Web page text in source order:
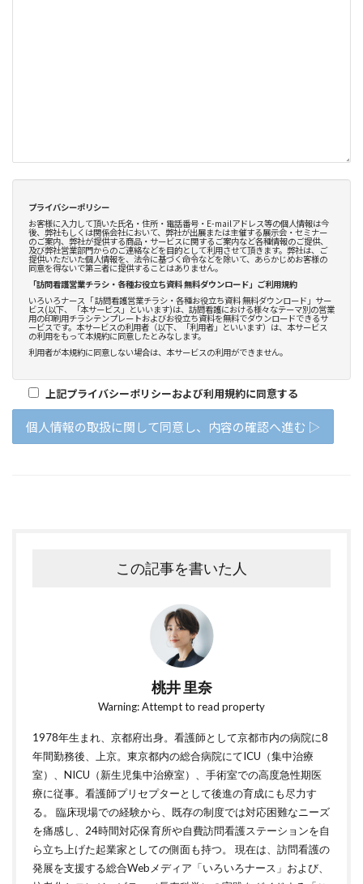
この記事を書いた人
桃井 里奈
Warning: Attempt to read property
1978年生まれ、京都府出身。看護師として京都市内の病院に8
年間勤務後、上京。東京都内の総合病院にてICU（集中治療
室）、NICU（新生児集中治療室）、手術室での高度急性期医
療に従事。看護師プリセプターとして後進の育成にも尽力す
る。 臨床現場での経験から、既存の制度では対応困難なニーズ
を痛感し、24時間対応保育所や自費訪問看護ステーションを自
ら立ち上げた起業家としての側面も持つ。 現在は、訪問看護の
発展を支援する総合Webメディア「いろいろナース」および、